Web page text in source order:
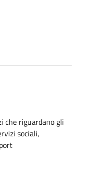
che riguardano gli
sociali,